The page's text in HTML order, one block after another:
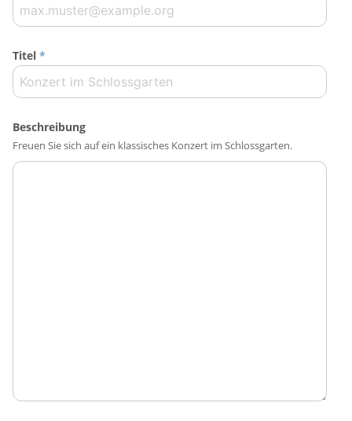
Titel *
Beschreibung
Freuen Sie sich auf ein klassisches Konzert im Schlossgarten.